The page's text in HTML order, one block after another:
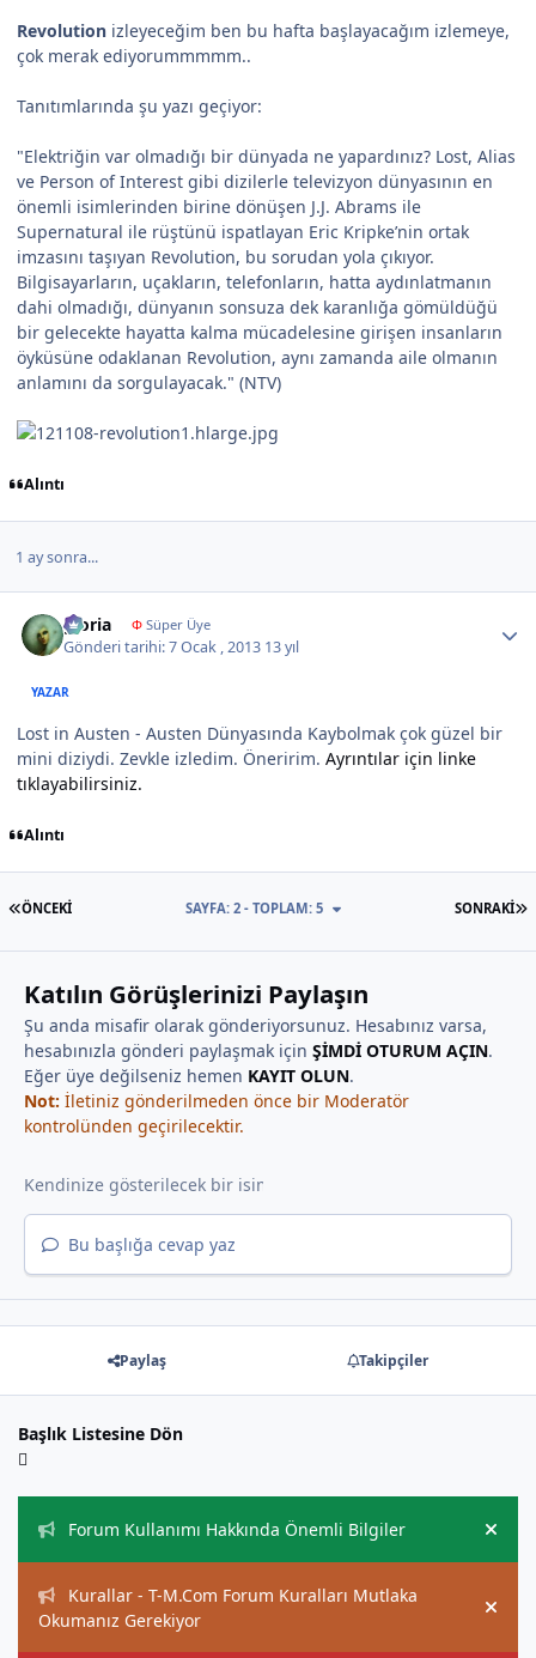
Revolution izleyeceğim ben bu hafta başlayacağım izlemeye,
çok merak ediyorummmmm..
Tanıtımlarında şu yazı geçiyor:
"Elektriğin var olmadığı bir dünyada ne yapardınız? Lost, Alias
ve Person of Interest gibi dizilerle televizyon dünyasının en
önemli isimlerinden birine dönüşen J.J. Abrams ile
Supernatural ile rüştünü ispatlayan Eric Kripke’nin ortak
imzasını taşıyan Revolution, bu sorudan yola çıkıyor.
Bilgisayarların, uçakların, telefonların, hatta aydınlatmanın
dahi olmadığı, dünyanın sonsuza dek karanlığa gömüldüğü
bir gelecekte hayatta kalma mücadelesine girişen insanların
öyküsüne odaklanan Revolution, aynı zamanda aile olmanın
anlamını da sorgulayacak." (NTV)
Alıntı
1 ay sonra...
gloria ΦSüper Üye
Gönderi tarihi:7 Ocak , 2013 13 yıl
YAZAR
Lost in Austen - Austen Dünyasında Kaybolmak çok güzel bir
mini diziydi. Zevkle izledim. Öneririm. Ayrıntılar için linke
tıklayabilirsiniz.
Alıntı
İLK SAYFA
ÖNCEKI SONRAKI
SAYFA: 2 - TOPLAM: 5
Katılın Görüşlerinizi Paylaşın
Şu anda misafir olarak gönderiyorsunuz. Hesabınız varsa,
hesabınızla gönderi paylaşmak için ŞİMDİ OTURUM AÇIN.
Eğer üye değilseniz hemen KAYIT OLUN.
Not: İletiniz gönderilmeden önce bir Moderatör
kontrolünden geçirilecektir.
Bu başlığa cevap yaz
Paylaş Takipçiler
Başlık Listesine Dön
Forum Kullanımı Hakkında Önemli Bilgiler
Hide
Kurallar - T-M.Com Forum Kuralları Mutlaka
Okumanız Gerekiyor
Hide